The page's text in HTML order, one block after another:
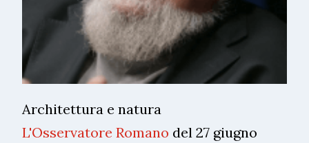
Architettura e natura
L'Osservatore Romano del 27 giugno